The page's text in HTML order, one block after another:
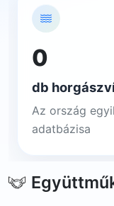
0
db
Az ország
adatbázisa